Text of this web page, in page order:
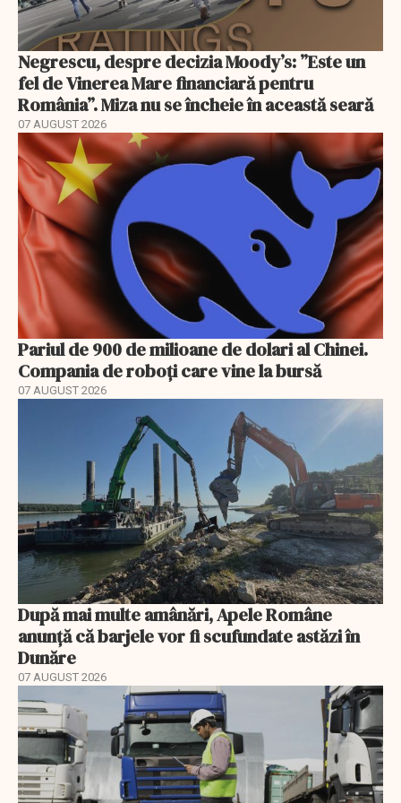
Negrescu, despre decizia Moody’s: ”Este un
fel de Vinerea Mare financiară pentru
România”. Miza nu se încheie în această seară
07 AUGUST 2026
Pariul de 900 de milioane de dolari al Chinei.
Compania de roboți care vine la bursă
07 AUGUST 2026
După mai multe amânări, Apele Române
anunță că barjele vor fi scufundate astăzi în
Dunăre
07 AUGUST 2026